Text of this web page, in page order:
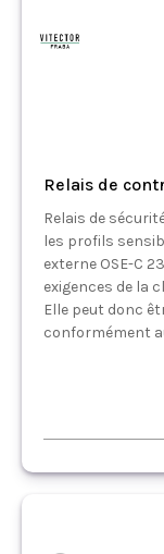
Relais de
Relais de
les profils
externe OSE-C
exigences de la
Elle peut donc
conformément